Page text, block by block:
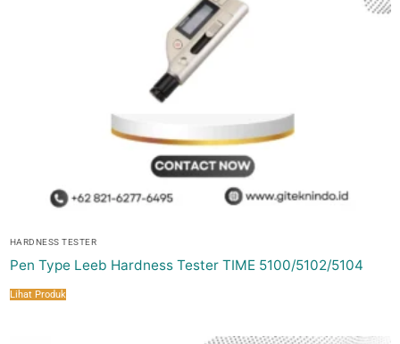
HARDNESS TESTER
Pen Type Leeb Hardness Tester TIME 5100/5102/5104
Lihat Produk